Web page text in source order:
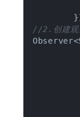
//2.创建观